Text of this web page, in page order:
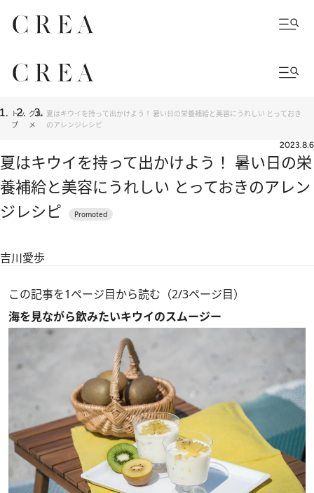
トッ
プ
グル
メ
夏はキウイを持って出かけよう！ 暑い日の栄養補給と美容にうれしい とっておき
のアレンジレシピ
2023.8.6
夏はキウイを持って出かけよう！ 暑い日の栄
養補給と美容にうれしい とっておきのアレン
ジレシピ
吉川愛歩
この記事を1ページ目から読む（2/3ページ目）
海を見ながら飲みたいキウイのスムージー